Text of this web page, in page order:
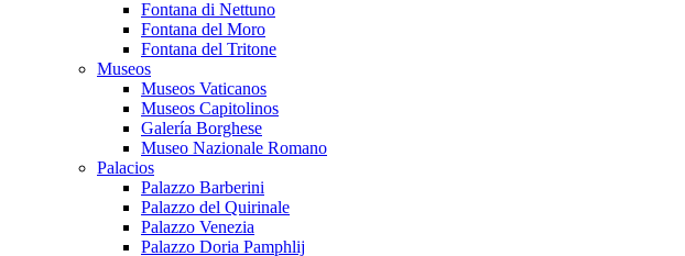
Fontana di Nettuno
Fontana del Moro
Fontana del Tritone
Museos
Museos Vaticanos
Museos Capitolinos
Galería Borghese
Museo Nazionale Romano
Palacios
Palazzo Barberini
Palazzo del Quirinale
Palazzo Venezia
Palazzo Doria Pamphlij